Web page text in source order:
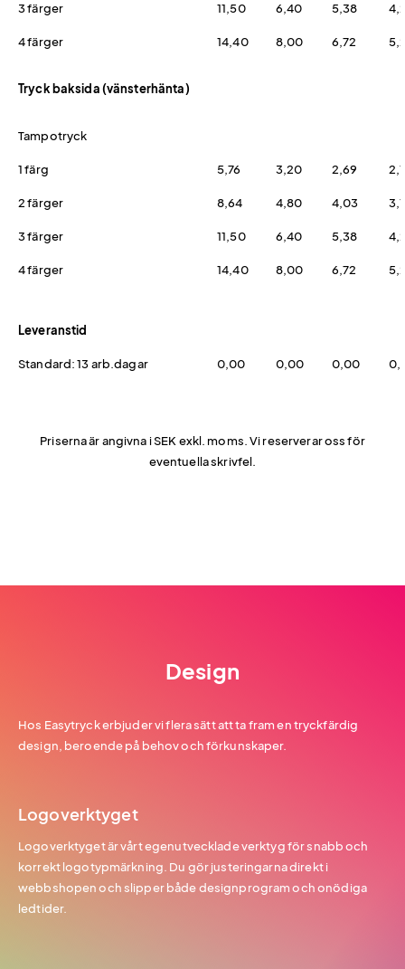
3 färger 11,50 6,40 5,38
4 färger 14,40 8,00 6,72
Tryck baksida (vänsterhänta)
Tampotryck
1 färg 5,76 3,20 2,69
2 färger 8,64 4,80 4,03
3 färger 11,50 6,40 5,38
4 färger 14,40 8,00 6,72
Leveranstid
Standard: 13 arb.dagar 0,00 0,00 0,00
Priserna är angivna i SEK exkl. moms. Vi reserverar oss för
eventuella skrivfel.
Design
Hos Easytryck erbjuder vi flera sätt att ta fram en tryckfärdig
design, beroende på behov och förkunskaper.
Logoverktyget
Logoverktyget är vårt egenutvecklade verktyg för snabb och
korrekt logotypmärkning. Du gör justeringarna direkt i
webbshopen och slipper både designprogram och onödiga
ledtider.